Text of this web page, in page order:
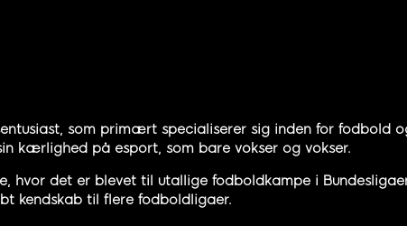
som primært specialiserer sig inden for fodbold
kærlighed på esport, som bare vokser og vokser.
hvor det er blevet til utallige fodboldkampe i
kendskab til flere fodboldligaer.